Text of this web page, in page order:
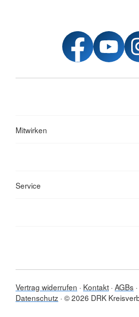
Mitwirken
Service
Vertrag widerrufen Kontakt AGBs
Datenschutz © 2026 DRK